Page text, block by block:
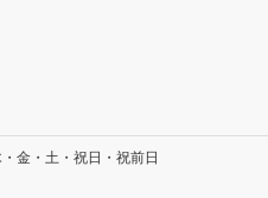
金・土・祝日・祝前日